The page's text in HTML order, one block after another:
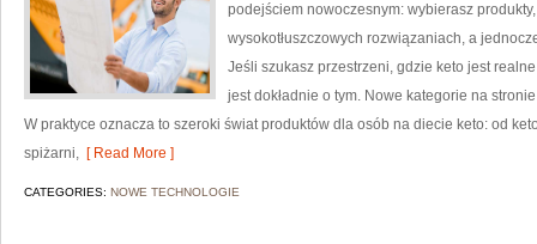
podejściem nowoczesnym: wybierasz
wysokotłuszczowych rozwiązaniach, a
Jeśli szukasz przestrzeni, gdzie keto jest
jest dokładnie o tym. Nowe kategorie na
W praktyce oznacza to szeroki świat produktów dla osób na diecie keto: od
spiżarni, [ Read More ]
CATEGORIES: NOWE TECHNOLOGIE